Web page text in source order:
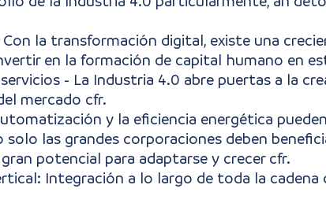
la transformación digital, existe una
en la formación de capital humano en
- La Industria 4.0 abre puertas a la
mercado cfr.
y la eficiencia energética
solo las grandes corporaciones deben
potencial para adaptarse y crecer cfr.
Integración a lo largo de toda la